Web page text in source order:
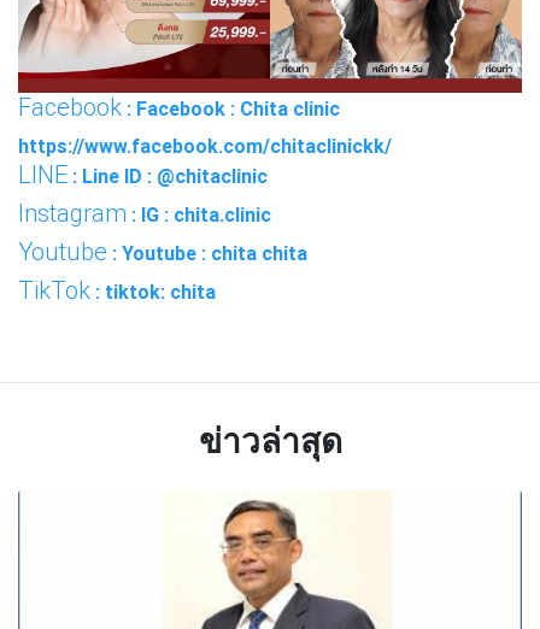
Facebook : Facebook : Chita clinic
https://www.facebook.com/chitaclinickk/
LINE : Line ID : @chitaclinic
Instagram : IG : chita.clinic
Youtube : Youtube : chita chita
TikTok : tiktok: chita
ข่าวล่าสุด